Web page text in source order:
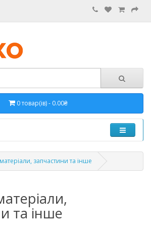
0 товар(ів) - 0.00₴
запчастини та інше
та інше